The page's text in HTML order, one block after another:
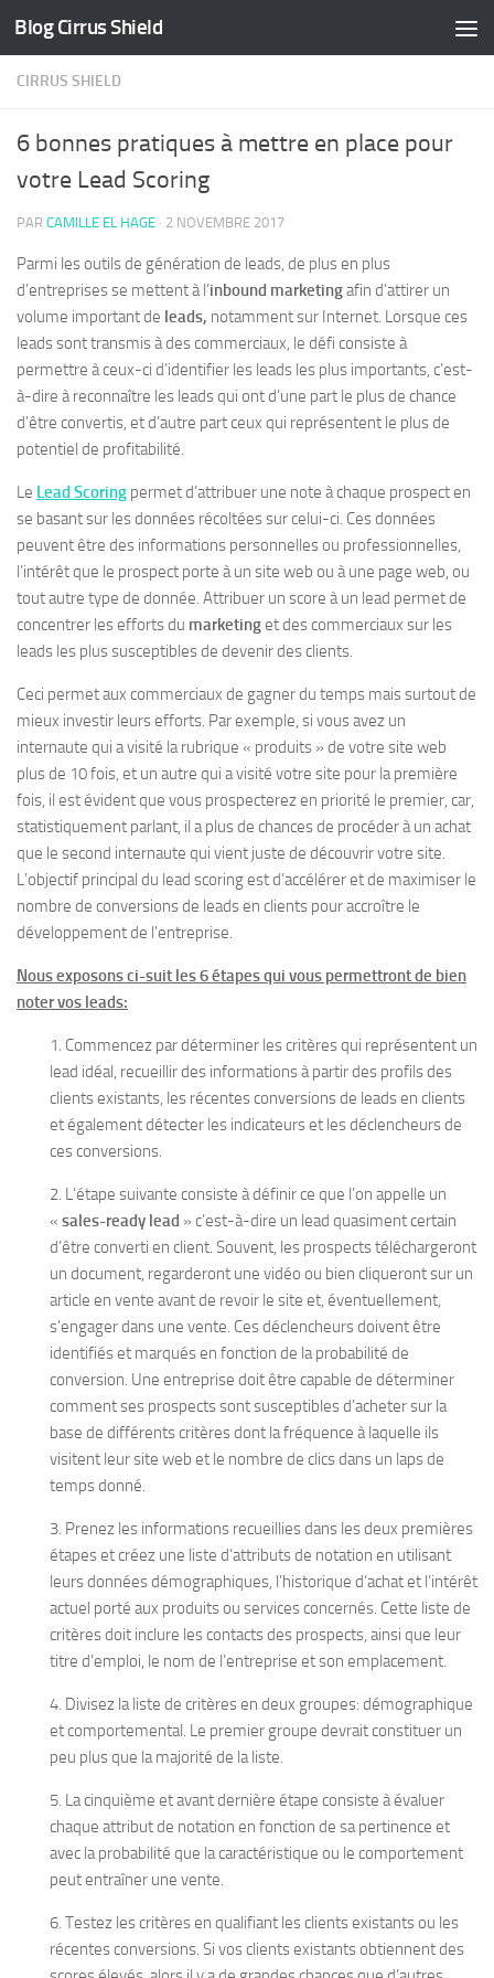
Skip to content
Blog Cirrus Shield
CIRRUS SHIELD
6 bonnes pratiques à mettre en place pour
votre Lead Scoring
PAR CAMILLE EL HAGE · 2 NOVEMBRE 2017
Parmi les outils de génération de leads, de plus en plus
d’entreprises se mettent à l’inbound marketingafin d’attirer un
volume important de leads, notamment sur Internet. Lorsque ces
leads sont transmis à des commerciaux, le défi consiste à
permettre à ceux-ci d’identifier les leads les plus importants, c’est-
à-dire à reconnaître les leads qui ont d’une part le plus de chance
d’être convertis, et d’autre part ceux qui représentent le plus de
potentiel de profitabilité.
Le Lead Scoring permet d’attribuer une note à chaque prospect en
se basant sur les données récoltées sur celui-ci. Ces données
peuvent être des informations personnelles ou professionnelles,
l’intérêt que le prospect porte à un site web ou à une page web, ou
tout autre type de donnée. Attribuer un score à un lead permet de
concentrer les efforts du marketinget des commerciaux sur les
leads les plus susceptibles de devenir des clients.
Ceci permet aux commerciaux de gagner du temps mais surtout de
mieux investir leurs efforts. Par exemple, si vous avez un
internaute qui a visité la rubrique « produits » de votre site web
plus de 10 fois, et un autre qui a visité votre site pour la première
fois, il est évident que vous prospecterez en priorité le premier, car,
statistiquement parlant, il a plus de chances de procéder à un achat
que le second internaute qui vient juste de découvrir votre site.
L’objectif principal du lead scoring est d’accélérer et de maximiser le
nombre de conversions de leads en clients pour accroître le
développement de l’entreprise.
Nous exposons ci-suit les 6 étapes qui vous permettront de bien
noter vos leads:
1. Commencez par déterminer les critères qui représentent un
lead idéal, recueillir des informations à partir des profils des
clients existants, les récentes conversions de leads en clients
et également détecter les indicateurs et les déclencheurs de
ces conversions.
2. L’étape suivante consiste à définir ce que l’on appelle un
« sales-ready lead » c’est-à-dire un lead quasiment certain
d’être converti en client. Souvent, les prospects téléchargeront
un document, regarderont une vidéo ou bien cliqueront sur un
article en vente avant de revoir le site et, éventuellement,
s’engager dans une vente. Ces déclencheurs doivent être
identifiés et marqués en fonction de la probabilité de
conversion. Une entreprise doit être capable de déterminer
comment ses prospects sont susceptibles d’acheter sur la
base de différents critères dont la fréquence à laquelle ils
visitent leur site web et le nombre de clics dans un laps de
temps donné.
3. Prenez les informations recueillies dans les deux premières
étapes et créez une liste d’attributs de notation en utilisant
leurs données démographiques, l’historique d’achat et l’intérêt
actuel porté aux produits ou services concernés. Cette liste de
critères doit inclure les contacts des prospects, ainsi que leur
titre d’emploi, le nom de l’entreprise et son emplacement.
4. Divisez la liste de critères en deux groupes: démographique
et comportemental. Le premier groupe devrait constituer un
peu plus que la majorité de la liste.
5. La cinquième et avant dernière étape consiste à évaluer
chaque attribut de notation en fonction de sa pertinence et
avec la probabilité que la caractéristique ou le comportement
peut entraîner une vente.
6. Testez les critères en qualifiant les clients existants ou les
récentes conversions. Si vos clients existants obtiennent des